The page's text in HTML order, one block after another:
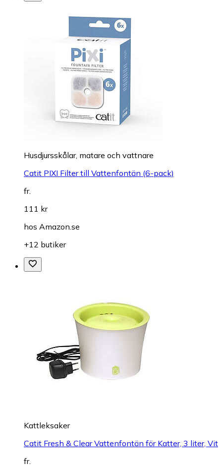
Husdjursskålar, matare och vattnare
Catit PIXI Filter till Vattenfontän (6-pack)
fr.
111 kr
hos Amazon.se
+12 butiker
Kattleksaker
Catit Fresh & Clear Vattenfontän för Katter, 3 liter, Vit
fr.